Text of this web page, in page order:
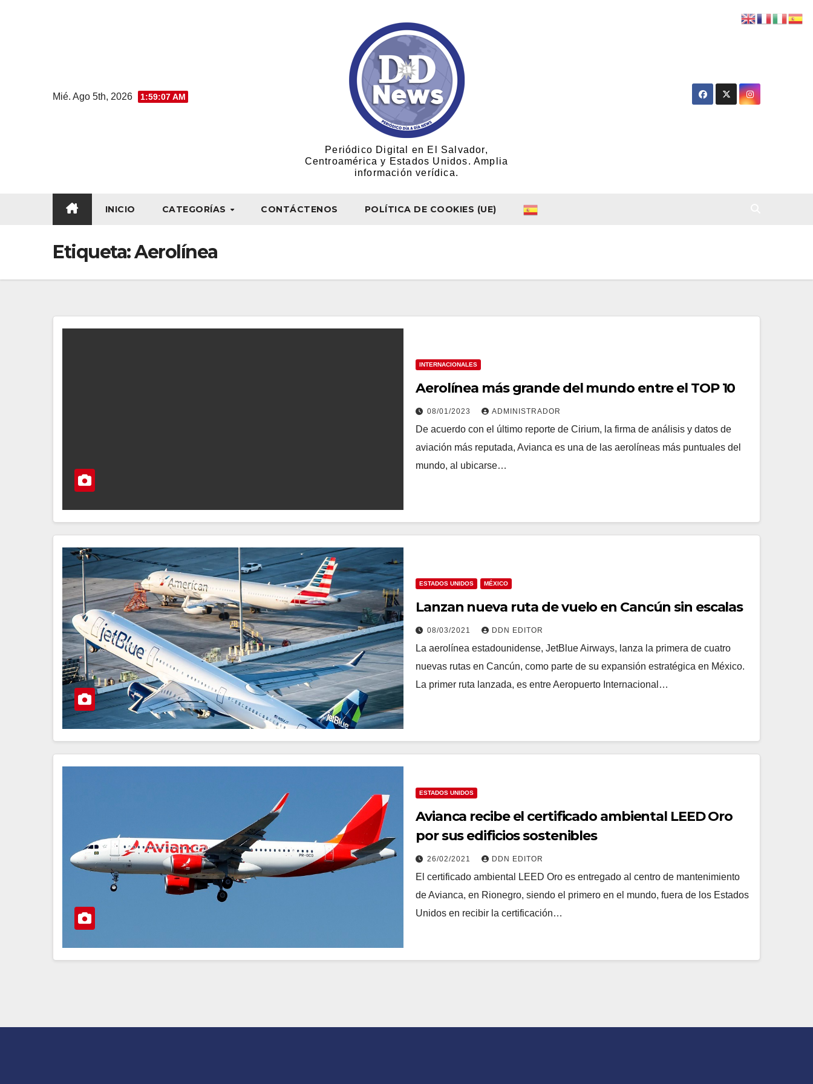
Mié. Ago 5th, 2026 1:59:08 AM
Periódico Digital en El Salvador,
Centroamérica y Estados Unidos. Amplia
información verídica.
INICIO CATEGORÍAS CONTÁCTENOS POLÍTICA DE COOKIES (UE)
Etiqueta:Aerolínea
INTERNACIONALES
Aerolínea más grande del mundo entre el TOP 10
08/01/2023 ADMINISTRADOR
De acuerdo con el último reporte de Cirium, la firma de análisis y datos de
aviación más reputada, Avianca es una de las aerolíneas más puntuales del
mundo, al ubicarse…
ESTADOS UNIDOS MÉXICO
Lanzan nueva ruta de vuelo en Cancún sin escalas
08/03/2021 DDN EDITOR
La aerolínea estadounidense, JetBlue Airways, lanza la primera de cuatro
nuevas rutas en Cancún, como parte de su expansión estratégica en México.
La primer ruta lanzada, es entre Aeropuerto Internacional…
ESTADOS UNIDOS
Avianca recibe el certificado ambiental LEED Oro
por sus edificios sostenibles
26/02/2021 DDN EDITOR
El certificado ambiental LEED Oro es entregado al centro de mantenimiento
de Avianca, en Rionegro, siendo el primero en el mundo, fuera de los Estados
Unidos en recibir la certificación…